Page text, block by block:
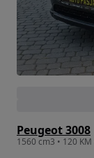
Peugeot 3008